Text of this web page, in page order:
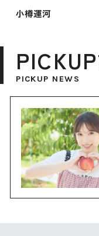
小樽運河
PICKUP NEWS